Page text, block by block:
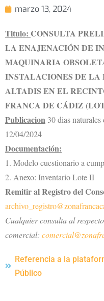
marzo 13, 2024
Titulo: CONSULTA
LA ENAJENACIÓN DE
MAQUINARIA
INSTALACIONES DE LA
ALTADIS EN EL
FRANCA DE CÁDIZ
Publicacion 30 dias
12/04/2024
Documentación:
1. Modelo cuestionario a
2. Anexo: Inventario Lote II
Remitir al Registro del
Cualquier consulta al
comercial:
Referencia a la
Público